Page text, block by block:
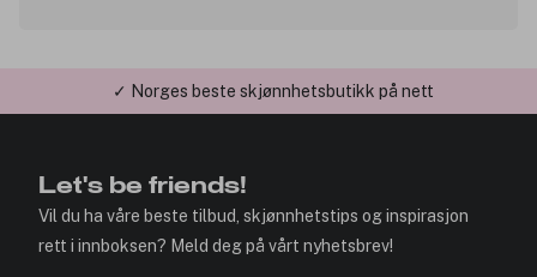
✓ Norges beste skjønnhetsbutikk på nett
Let's be friends!
Vil du ha våre beste tilbud, skjønnhetstips og inspirasjon
rett i innboksen? Meld deg på vårt nyhetsbrev!